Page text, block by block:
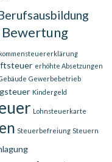
Bewertung
erhöhte Absetzungen
Gewerbebetrieb
Kindergeld
Lohnsteuerkarte
Steuerbefreiung Steuern